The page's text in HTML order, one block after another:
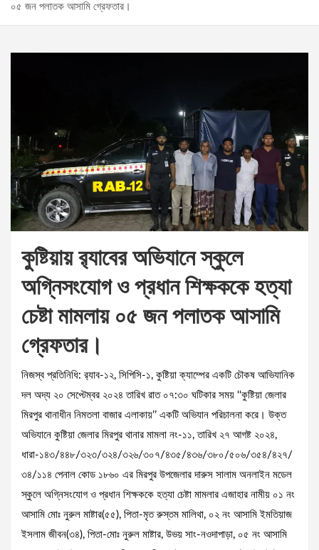
০৫ জন পলাতক আসামি গ্রেফতার।
কুষ্টিয়ায় র‌্যাবের অভিযানে স্কুলে
অগ্নিসংযোগ ও প্রধান শিক্ষককে হত্যা
চেষ্টা মামলায় ০৫ জন পলাতক আসামি
গ্রেফতার।
নিজস্ব প্রতিনিধি: র‌্যাব-১২, সিপিসি-১, কুষ্টিয়া ক্যাম্পের একটি চৌকষ আভিযানিক
দল অদ্য ২০ সেপ্টেম্বর ২০২৪ তারিখ রাত ০৭:৩০ ঘটিকার সময় ‘‘কুষ্টিয়া জেলার
মিরপুর থানাধীন নিমতলা বাজার এলাকায়’’ একটি অভিযান পরিচালনা করে। উক্ত
অভিযানে কুষ্টিয়া জেলার মিরপুর থানার মামলা নং-১১, তারিখ ২৭ আগষ্ট ২০২৪,
ধারা-১৪৩/৪৪৮/৩২৩/৩২৪/৩২৬/৩০৭/৪৩৫/৪৩৬/৩৮০/৫০৬/৩৫৪/৪২৭/
৩৪/১১৪ পেনাল কোড ১৮৬০ এর মিরপুর উপজেলার দারুস সালাম অনলাইন মডেল
স্কুলে অগ্নিসংযোগ ও প্রধান শিক্ষককে হত্যা চেষ্টা মামলার এজাহার নামীয় ০১ নং
আসামি মোঃ নুরুল মাষ্টার(৫৫), পিতা-মৃত রুস্তম মালিথা, ০২ নং আসামি ইমতিয়াজ
ইসলাম জীবন(৩৪), পিতা-মোঃ নুরুল মাষ্টার, উভয় সাং-নওদাপাড়া, ০৫ নং আসামি